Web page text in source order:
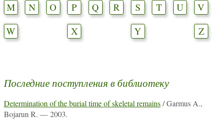
M
N O P Q R S T U
V
W
X Y Z
Последние поступления в библиотеку
Determination of the burial time of skeletal remains/ Garmus A.,
Bojarun R. — 2003.